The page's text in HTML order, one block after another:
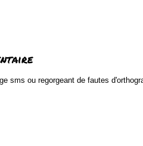
sms ou regorgeant de fautes